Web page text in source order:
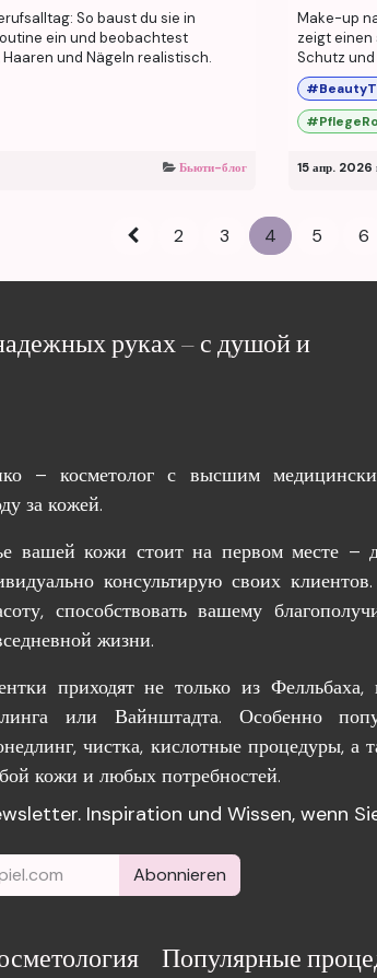
So baust du sie in
ein und beobachtest
und Nägeln realistisch.
Бьюти-блог
Make-up
zeigt einen
Schutz
15 апр. 2026
2 3 4 5 6
руках – с душой и
– косметолог с высшим
за кожей.
вашей кожи стоит на первом месте –
консультирую своих
способствовать вашему
жизни.
приходят не только из
или Вайнштадта. Особенно
чистка, кислотные процедуры,
кожи и любых потребностей.
Inspiration und Wissen, wenn
Abonnieren
Популярные